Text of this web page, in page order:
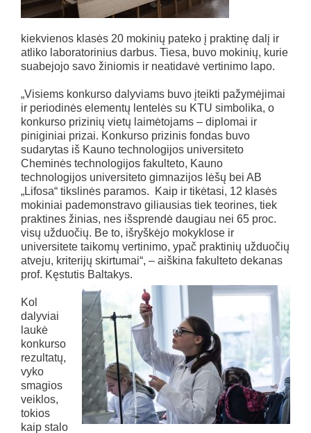
kiekvienos klasės 20 mokinių pateko į praktinę dalį ir
atliko laboratorinius darbus. Tiesa, buvo mokinių, kurie
suabejojo savo žiniomis ir neatidavė vertinimo lapo.
„Visiems konkurso dalyviams buvo įteikti pažymėjimai
ir periodinės elementų lentelės su KTU simbolika, o
konkurso prizinių vietų laimėtojams – diplomai ir
piniginiai prizai. Konkurso prizinis fondas buvo
sudarytas iš Kauno technologijos universiteto
Cheminės technologijos fakulteto, Kauno
technologijos universiteto gimnazijos lėšų bei AB
„Lifosa“ tikslinės paramos. Kaip ir tikėtasi, 12 klasės
mokiniai pademonstravo giliausias tiek teorines, tiek
praktines žinias, nes išsprendė daugiau nei 65 proc.
visų užduočių. Be to, išryškėjo mokyklose ir
universitete taikomų vertinimo, ypač praktinių užduočių
atveju, kriterijų skirtumai“, – aiškina fakulteto dekanas
prof. Kęstutis Baltakys.
Kol
dalyviai
laukė
konkurso
rezultatų,
vyko
smagios
veiklos,
tokios
kaip stalo